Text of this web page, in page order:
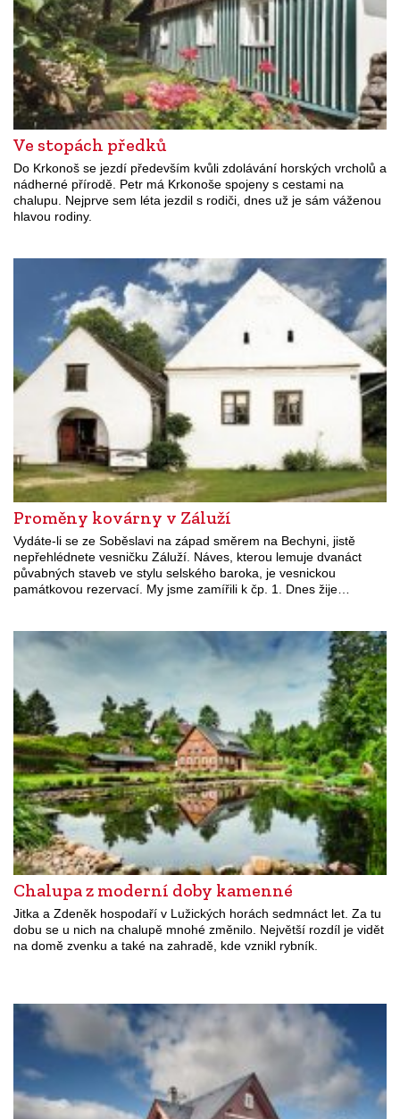
Ve stopách předků
Do Krkonoš se jezdí především kvůli zdolávání horských vrcholů a
nádherné přírodě. Petr má Krkonoše spojeny s cestami na
chalupu. Nejprve sem léta jezdil s rodiči, dnes už je sám váženou
hlavou rodiny.
Proměny kovárny v Záluží
Vydáte-li se ze Soběslavi na západ směrem na Bechyni, jistě
nepřehlédnete vesničku Záluží. Náves, kterou lemuje dvanáct
půvabných staveb ve stylu selského baroka, je vesnickou
památkovou rezervací. My jsme zamířili k čp. 1. Dnes žije…
Chalupa z moderní doby kamenné
Jitka a Zdeněk hospodaří v Lužických horách sedmnáct let. Za tu
dobu se u nich na chalupě mnohé změnilo. Největší rozdíl je vidět
na domě zvenku a také na zahradě, kde vznikl rybník.